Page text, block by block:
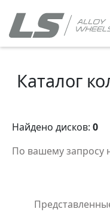
Каталог
Найдено дисков: 0
По вашему запросу